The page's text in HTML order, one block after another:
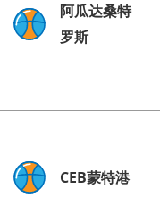
阿瓜达桑特
罗斯
CEB蒙特港